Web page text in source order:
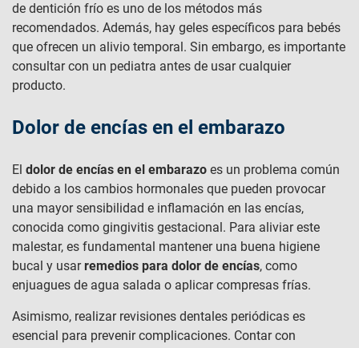
de dentición frío es uno de los métodos más
recomendados. Además, hay geles específicos para bebés
que ofrecen un alivio temporal. Sin embargo, es importante
consultar con un pediatra antes de usar cualquier
producto.
Dolor de encías en el embarazo
El dolor de encías en el embarazo es un problema común
debido a los cambios hormonales que pueden provocar
una mayor sensibilidad e inflamación en las encías,
conocida como gingivitis gestacional. Para aliviar este
malestar, es fundamental mantener una buena higiene
bucal y usar remedios para dolor de encías, como
enjuagues de agua salada o aplicar compresas frías.
Asimismo, realizar revisiones dentales periódicas es
esencial para prevenir complicaciones. Contar con